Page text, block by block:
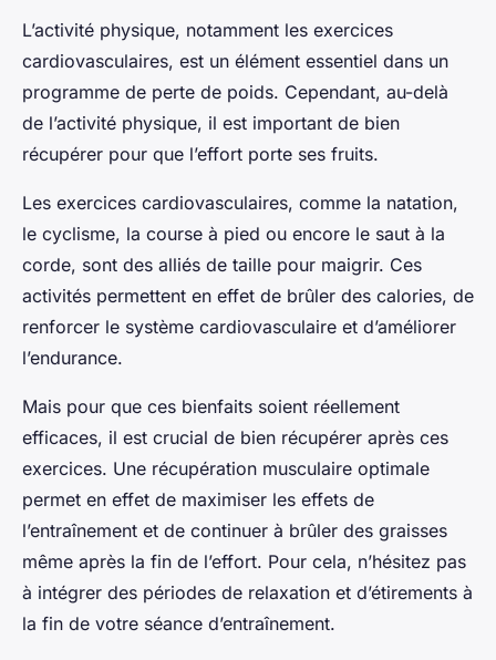
L’activité physique, notamment les exercices
cardiovasculaires, est un élément essentiel dans un
programme de perte de poids. Cependant, au-delà
de l’activité physique, il est important de bien
récupérer pour que l’effort porte ses fruits.
Les exercices cardiovasculaires, comme la natation,
le cyclisme, la course à pied ou encore le saut à la
corde, sont des alliés de taille pour maigrir. Ces
activités permettent en effet de brûler des calories, de
renforcer le système cardiovasculaire et d’améliorer
l’endurance.
Mais pour que ces bienfaits soient réellement
efficaces, il est crucial de bien récupérer après ces
exercices. Une récupération musculaire optimale
permet en effet de maximiser les effets de
l’entraînement et de continuer à brûler des graisses
même après la fin de l’effort. Pour cela, n’hésitez pas
à intégrer des périodes de relaxation et d’étirements à
la fin de votre séance d’entraînement.